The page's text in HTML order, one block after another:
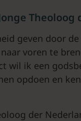
Theoloog
geven door
voren te
wil ik een
opdoen en
der